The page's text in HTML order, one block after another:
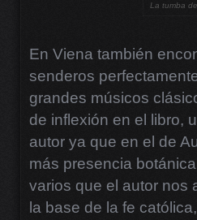
La tumba
En Viena también
senderos
grandes músicos
de inflexión en el libro,
autor ya que en el de
más presencia
varios que el autor nos
la base de la fe